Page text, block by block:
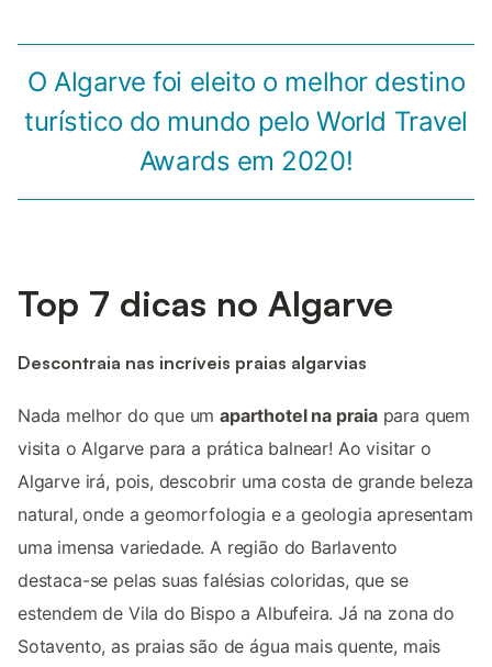
O Algarve foi eleito o melhor destino
turístico do mundo pelo World Travel
Awards em 2020!
Top 7 dicas no Algarve
Descontraia nas incríveis praias algarvias
Nada melhor do que umaparthotel na praiapara quem
visita o Algarve para a prática balnear! Ao visitar o
Algarve irá, pois, descobrir uma costa de grande beleza
natural, onde a geomorfologia e a geologia apresentam
uma imensa variedade. A região do Barlavento
destaca-se pelas suas falésias coloridas, que se
estendem de Vila do Bispo a Albufeira. Já na zona do
Sotavento, as praias são de água mais quente, mais